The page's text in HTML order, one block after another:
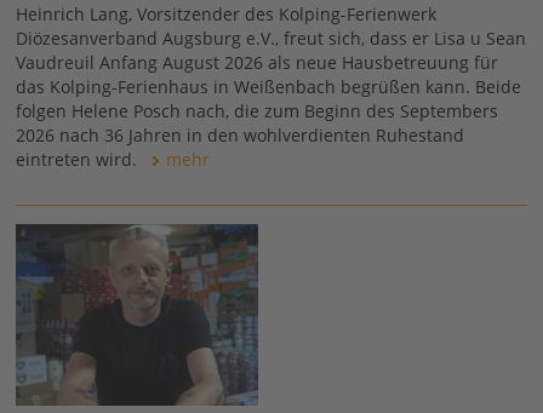
Heinrich Lang, Vorsitzender des Kolping-Ferienwerk
Diözesanverband Augsburg e.V., freut sich, dass er Lisa u Sean
Vaudreuil Anfang August 2026 als neue Hausbetreuung für
das Kolping-Ferienhaus in Weißenbach begrüßen kann. Beide
folgen Helene Posch nach, die zum Beginn des Septembers
2026 nach 36 Jahren in den wohlverdienten Ruhestand
eintreten wird.
mehr